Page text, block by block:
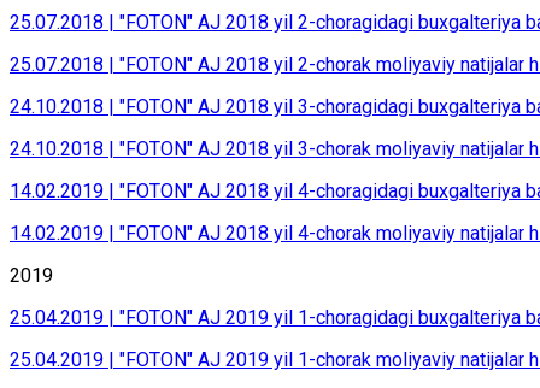
25.07.2018 | "FOTON" AJ 2018 yil 2-choragidagi buxgalteriya
25.07.2018 | "FOTON" AJ 2018 yil 2-chorak moliyaviy natijalar
24.10.2018 | "FOTON" AJ 2018 yil 3-choragidagi buxgalteriya
24.10.2018 | "FOTON" AJ 2018 yil 3-chorak moliyaviy natijalar
14.02.2019 | "FOTON" AJ 2018 yil 4-choragidagi buxgalteriya
14.02.2019 | "FOTON" AJ 2018 yil 4-chorak moliyaviy natijalar
2019
25.04.2019 | "FOTON" AJ 2019 yil 1-choragidagi buxgalteriya
25.04.2019 | "FOTON" AJ 2019 yil 1-chorak moliyaviy natijalar